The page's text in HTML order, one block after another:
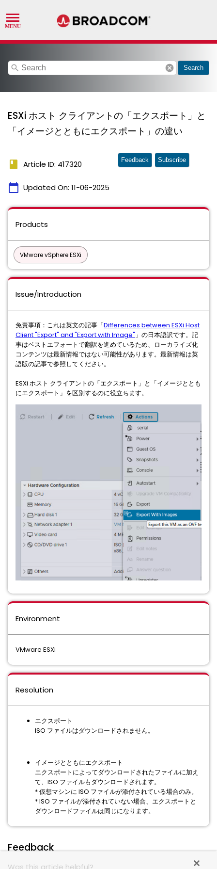
search cancel Search
ESXi ホスト クライアントの「エクスポート」と
「イメージとともにエクスポート」の違い
book Article ID: 417320
calendar_today Updated On: 11-06-2025
Feedback Subscribe
Products
VMware vSphere ESXi
Issue/Introduction
免責事項：これは英文の記事「Differences between ESXi Host
Client "Export" and "Export with Image"」の日本語訳です。記
事はベストエフォートで翻訳を進めているため、ローカライズ化
コンテンツは最新情報ではない可能性があります。最新情報は英
語版の記事で参照してください。
ESXi ホスト クライアントの「エクスポート」と「イメージととも
にエクスポート」を区別するのに役立ちます。
Environment
VMware ESXi
Resolution
エクスポート
ISO ファイルはダウンロードされません。
イメージとともにエクスポート
エクスポートによってダウンロードされたファイルに加え
て、ISO ファイルもダウンロードされます。
* 仮想マシンに ISO ファイルが添付されている場合のみ。
* ISO ファイルが添付されていない場合、エクスポートと
ダウンロードファイルは同じになります。
Feedback
Was this article helpful?